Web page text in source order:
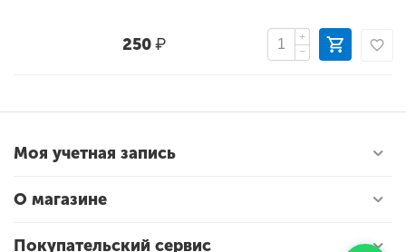
250₽
+
−
Моя учетная запись
О магазине
Покупательский сервис